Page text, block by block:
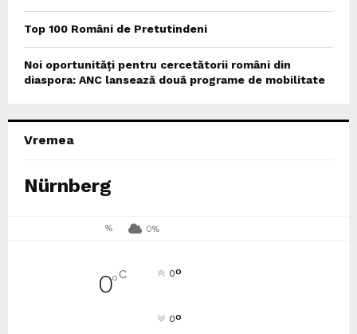
Top 100 Români de Pretutindeni
Noi oportunități pentru cercetătorii români din
diaspora: ANC lansează două programe de mobilitate
Vremea
Nürnberg
% 0%
0°C 0°
0°